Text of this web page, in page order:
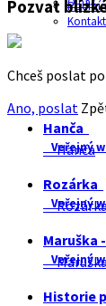
Kontakt
Pozvat
Chceš poslat
Ano, poslat
Hanča
Veřejný
Hanča
Rozárka
Veřejný
Maruška
Veřejný
Historie